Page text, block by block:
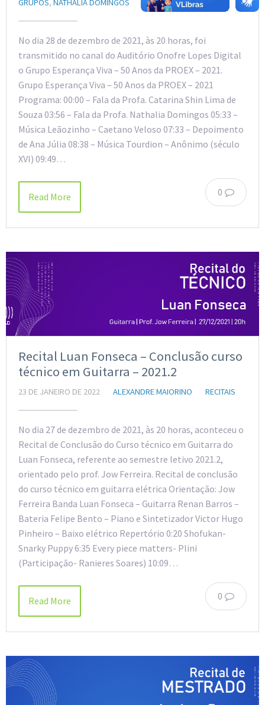
No dia 28 de dezembro de 2021, às 20 horas, foi
transmitido no canal do Auditório Onofre Lopes Digital
o Grupo Esperança Viva – 50 Anos da PROEX – 2021.
Grupo Esperança Viva – 50 Anos da PROEX – 2021
Programa: 00:00 – Fala da Profa. Catarina Shin Lima de
Souza 03:56 – Fala da Profa. Nathalia Domingos 05:33 –
Música Leãozinho – Caetano Veloso 07:33 – Depoimento
de Ana Júlia 08:38 – Música Tourdion – Anônimo (século
XVI) 09:49…
0
Read More
Recital Luan Fonseca – Conclusão curso
técnico em Guitarra – 2021.2
23 DE JANEIRO DE 2022 ALEXANDRE MAIORINO RECITAIS
No dia 27 de dezembro de 2021, às 20 horas, aconteceu o
Recital de Conclusão do Curso técnico em Guitarra do
Luan Fonseca, referente ao semestre letivo 2021.2,
orientado pelo prof. Jow Ferreira. Recital de conclusão
do curso técnico em guitarra elétrica Orientação: Jow
Ferreira Banda Luan Fonseca – Guitarra Renan Barros –
Bateria Felipe Bento – Piano e Sintetizador Victor Hugo
Pinheiro – Baixo elétrico Repertório 0:20 Shofukan-
Snarky Puppy 6:35 Every piece matters- Plini
(Participação- Ranieres Soares) 10:09…
0
Read More